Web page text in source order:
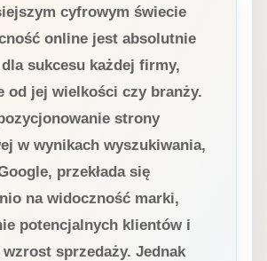
cyfrowym świecie
online jest absolutnie
sukcesu każdej firmy,
od jej wielkości czy branży.
strony
w wynikach wyszukiwania,
przekłada się
na widoczność marki,
potencjalnych klientów i
sprzedaży. Jednak